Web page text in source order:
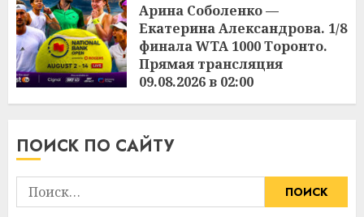
Арина Соболенко —
Екатерина Александрова. 1/8
финала WTA 1000 Торонто.
Прямая трансляция
09.08.2026 в 02:00
3:36 09.08.2026
ПОИСК ПО САЙТУ
Найти: